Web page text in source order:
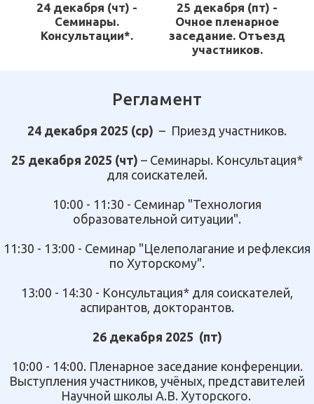
24 декабря (чт) -
Семинары.
Консультации*.
25 декабря (пт) -
Очное пленарное
заседание. Отъезд
участников.
Регламент
24 декабря 2025 (ср) – Приезд участников.
25 декабря 2025 (чт) – Семинары. Консультация*
для соискателей.
10:00 - 11:30 - Семинар "Технология
образовательной ситуации".
11:30 - 13:00 - Семинар "Целеполагание и рефлексия
по Хуторскому".
13:00 - 14:30 - Консультация* для соискателей,
аспирантов, докторантов.
26 декабря 2025 (пт)
10:00 - 14:00. Пленарное заседание конференции.
Выступления участников, учёных, представителей
Научной школы А.В. Хуторского.